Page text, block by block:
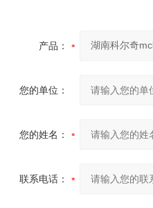
产品：
您的单位：
您的姓名：
联系电话：